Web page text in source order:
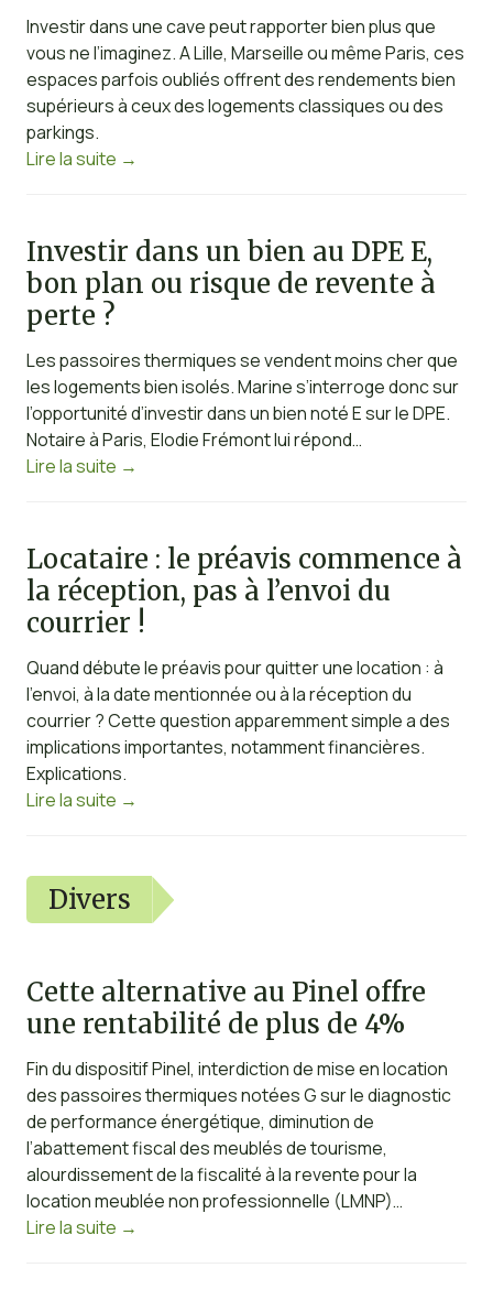
Investir dans une cave peut rapporter bien plus que
vous ne l’imaginez. A Lille, Marseille ou même Paris, ces
espaces parfois oubliés offrent des rendements bien
supérieurs à ceux des logements classiques ou des
parkings.
Lire la suite →
Investir dans un bien au DPE E,
bon plan ou risque de revente à
perte ?
Les passoires thermiques se vendent moins cher que
les logements bien isolés. Marine s’interroge donc sur
l’opportunité d’investir dans un bien noté E sur le DPE.
Notaire à Paris, Elodie Frémont lui répond…
Lire la suite →
Locataire : le préavis commence à
la réception, pas à l’envoi du
courrier !
Quand débute le préavis pour quitter une location : à
l’envoi, à la date mentionnée ou à la réception du
courrier ? Cette question apparemment simple a des
implications importantes, notamment financières.
Explications.
Lire la suite →
Divers
Cette alternative au Pinel offre
une rentabilité de plus de 4%
Fin du dispositif Pinel, interdiction de mise en location
des passoires thermiques notées G sur le diagnostic
de performance énergétique, diminution de
l’abattement fiscal des meublés de tourisme,
alourdissement de la fiscalité à la revente pour la
location meublée non professionnelle (LMNP)…
Lire la suite →